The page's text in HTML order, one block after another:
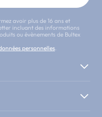
avoir plus de 16 ans et
incluant des informations
ou évènements de Bultex
personnelles.